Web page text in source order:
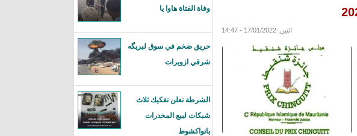
اثنين, 17/01/2022 - 14:47
وفاة الفتاة هاوا يا
حريق ضخم في سوق لبريگه
شرقي ازويرات
الشرطة تعلن تفكيك ثلاث
شبكات لبيع المخدرات
بانواكشوط